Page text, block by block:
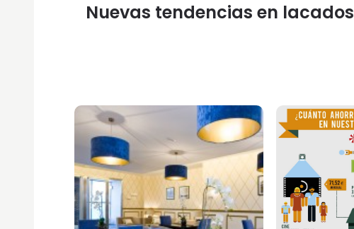
Nuevas tendencias en lacados